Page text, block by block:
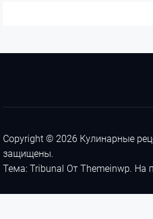
Copyright © 2026 Кулинарные
защищены.
Тема: Tribunal От Themeinwp. На